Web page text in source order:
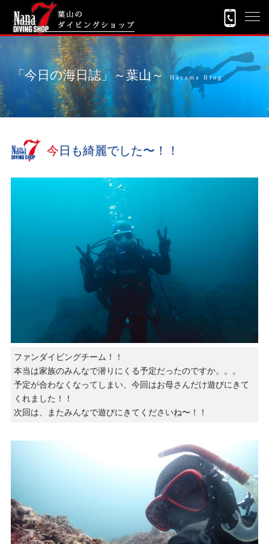
「今日の海日誌」～葉山～ Hayama Blog
今日も綺麗でした〜！！
ファンダイビングチーム！！
本当は家族のみんなで潜りにくる予定だったのですか。。。
予定が合わなくなってしまい、今回はお母さんだけ遊びにきて
くれました！！
次回は、またみんなで遊びにきてくださいね〜！！